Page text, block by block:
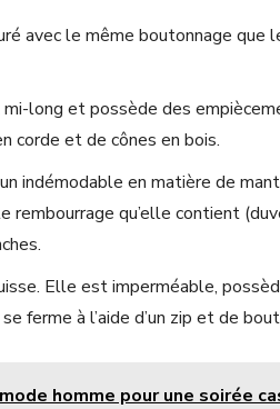
avec le même boutonnage que
long et possède des
corde et de cônes en bois.
indémodable en matière de
qu’elle contient
Elle est imperméable,
ferme à l’aide d’un zip et de
homme pour une soirée